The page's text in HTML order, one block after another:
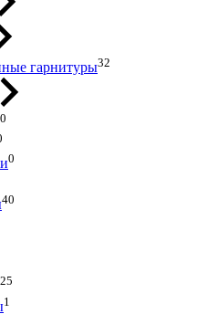
гарнитуры32
0
0
40
25
1